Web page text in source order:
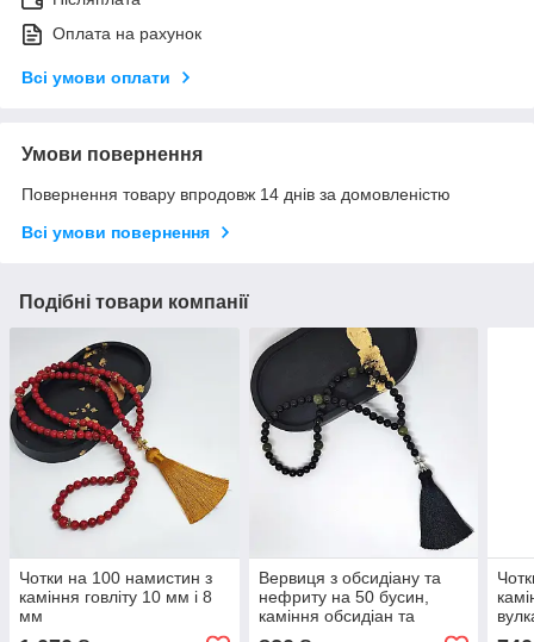
Оплата на рахунок
Всі умови оплати
Умови повернення
Повернення товару впродовж 14 днів за домовленістю
Всі умови повернення
Подібні товари компанії
Чотки на 100 намистин з
каміння говліту 10 мм і 8
мм
Вервиця з обсидіану та
нефриту на 50 бусин,
каміння обсидіан та